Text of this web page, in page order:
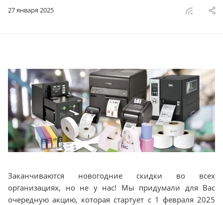
27 января 2025
Заканчиваются новогодние скидки во всех
организациях, но не у нас! Мы придумали для Вас
очередную акцию, которая стартует с 1 февраля 2025